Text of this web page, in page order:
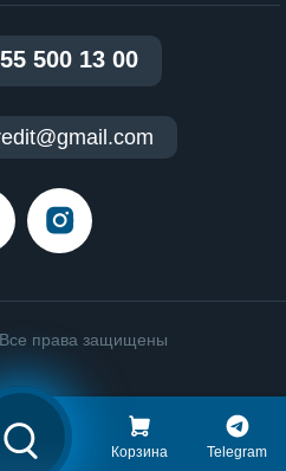
500 13 00
права защищены
Корзина Telegram